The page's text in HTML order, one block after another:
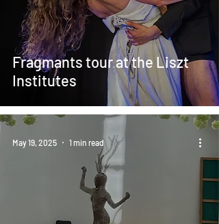
Fragmants tour at the Liszt
Institutes
May 19, 2025 1 min read